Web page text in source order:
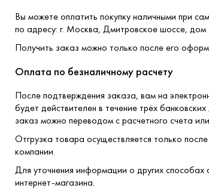
Вы можете оплатить покупку наличными при
по адресу: г. Москва, Дмитровское шоссе, дом
Получить заказ можно только после его
Оплата по безналичному расчету
После подтверждения заказа, вам на
будет действителен в течение трёх
заказ можно переводом с расчетного счета
Отгрузка товара осуществляется только
компании.
Для уточнения информации о других
интернет-магазина.